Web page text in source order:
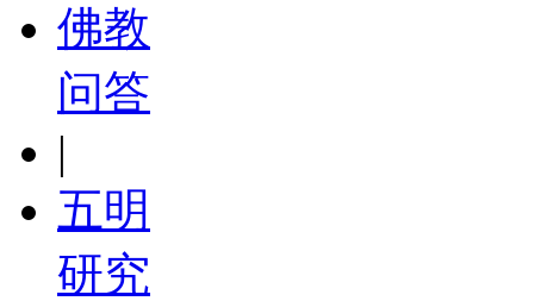
佛教
问答
|
五明
研究